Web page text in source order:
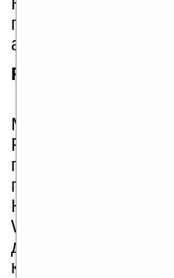
платформы
аспекты
PersonalJava
Анонсируя
Microsystems
Runtime
платформ. Но
память и
Handheld/PC.
Windows CE был
доступными
компании